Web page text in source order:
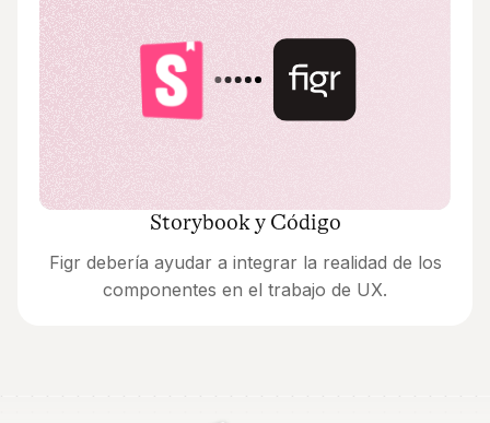
Storybook y Código
Figr debería ayudar a integrar la realidad de los
componentes en el trabajo de UX.